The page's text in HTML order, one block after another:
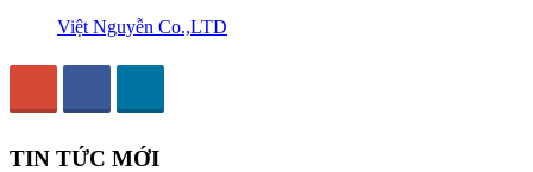
Việt Nguyễn Co.,LTD
TIN TỨC MỚI